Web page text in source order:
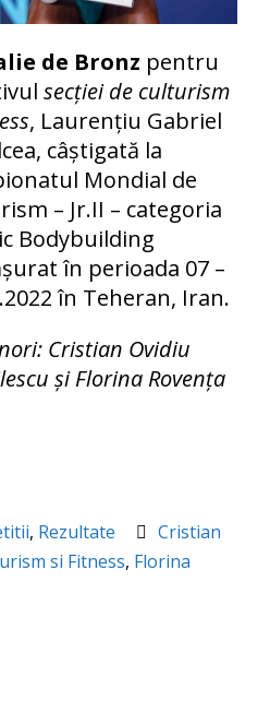
de Bronz pentru
secției de culturism
, Laurențiu Gabriel
câștigată la
Mondial de
– Jr.II – categoria
Bodybuilding
în perioada 07 –
în Teheran, Iran.
Cristian Ovidiu
și Florina Rovența
, Rezultate
Cristian
si Fitness, Florina